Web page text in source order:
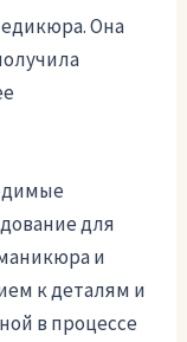
Она
для
и
к деталям и
в процессе